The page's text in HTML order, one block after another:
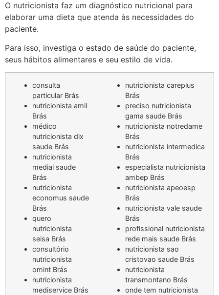
O nutricionista faz um diagnóstico nutricional para
elaborar uma dieta que atenda às necessidades do
paciente.
Para isso, investiga o estado de saúde do paciente,
seus hábitos alimentares e seu estilo de vida.
consulta
particular Brás
nutricionista amil
Brás
médico
nutricionista dix
saude Brás
nutricionista
medial saude
Brás
nutricionista
economus saude
Brás
quero
nutricionista
seisa Brás
consultório
nutricionista
omint Brás
nutricionista
mediservice Brás
nutricionista careplus
Brás
preciso nutricionista
gama saude Brás
nutricionista notredame
Brás
nutricionista intermedica
Brás
especialista nutricionista
ambep Brás
nutricionista apeoesp
Brás
nutricionista vale saude
Brás
profissional nutricionista
rede mais saude Brás
nutricionista sao
cristovao saude Brás
nutricionista
transmontano Brás
onde tem nutricionista